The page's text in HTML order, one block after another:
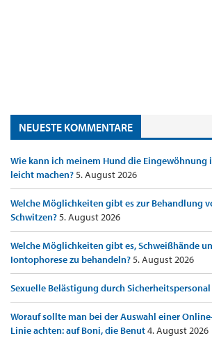
NEUESTE KOMMENTARE
Wie kann ich meinem Hund die
leicht machen?5. August 2026
Welche Möglichkeiten gibt es zur Behandlung
Schwitzen?5. August 2026
Welche Möglichkeiten gibt es, Schweißhände
Iontophorese zu behandeln?5. August 2026
Sexuelle Belästigung durch Sicherheitspersonal
Worauf sollte man bei der Auswahl einer
Linie achten: auf Boni, die Benut4. August 2026